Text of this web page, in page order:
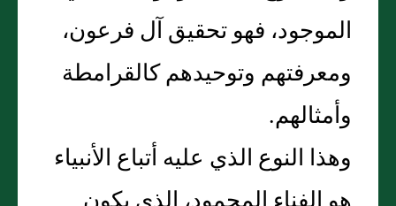
الموجود، فهو تحقيق آل فرعون،
ومعرفتهم وتوحيدهم كالقرامطة
وأمثالهم‏.‏
وهذا النوع الذي عليه أتباع الأنبياء